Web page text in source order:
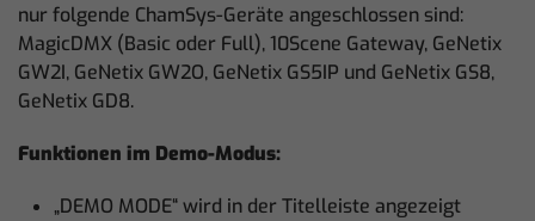
nur folgende ChamSys-Geräte angeschlossen sind:
MagicDMX (Basic oder Full), 10Scene Gateway, GeNetix
GW2I, GeNetix GW2O, GeNetix GS5IP und GeNetix GS8,
GeNetix GD8.
Funktionen im Demo-Modus:
„DEMO MODE“ wird in der Titelleiste angezeigt